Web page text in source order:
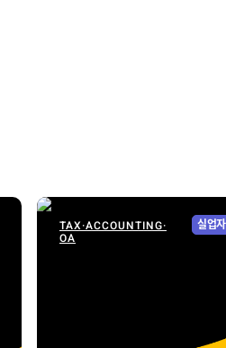
TAX·ACCOUNTING·
OA
실업자